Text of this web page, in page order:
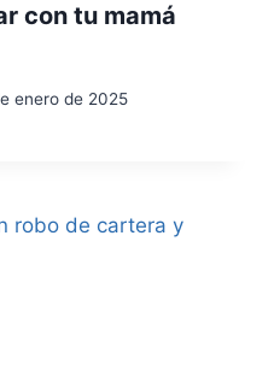
con tu mamá
enero de 2025